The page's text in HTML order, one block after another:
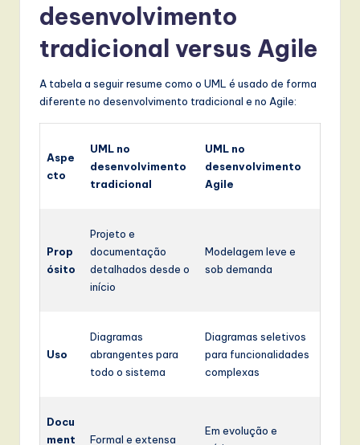
desenvolvimento
tradicional versus Agile
A tabela a seguir resume como o UML é usado de forma
diferente no desenvolvimento tradicional e no Agile:
Aspe
cto
UML no
desenvolvimento
tradicional
UML no
desenvolvimento
Agile
Prop
ósito
Projeto e
documentação
detalhados desde o
início
Modelagem leve e
sob demanda
Uso
Diagramas
abrangentes para
todo o sistema
Diagramas seletivos
para funcionalidades
complexas
Docu
ment
Formal e extensa
Em evolução e